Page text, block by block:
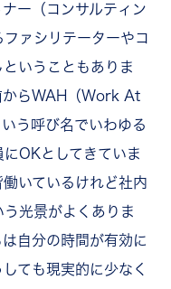
ー（コンサルティン
ァシリテーターやコ
いうこともありま
からWAH（Work At
う呼び名でいわゆる
OKとしてきていま
いているけれど社内
光景がよくありま
自分の時間が有効に
ても現実的に少なく